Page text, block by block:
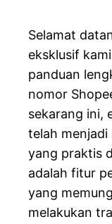
Selamat
eksklusif
panduan
nomor
sekarang ini,
telah menjadi
yang praktis
adalah fitur
yang
melakukan